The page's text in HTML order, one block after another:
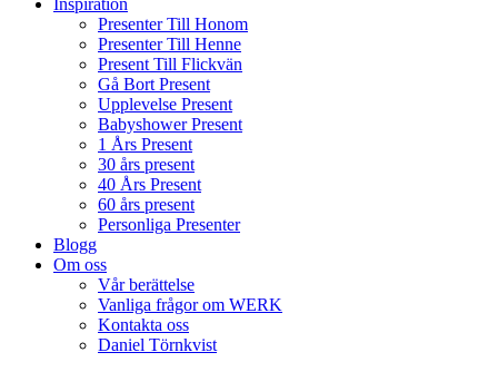
Inspiration
Presenter Till Honom
Presenter Till Henne
Present Till Flickvän
Gå Bort Present
Upplevelse Present
Babyshower Present
1 Års Present
30 års present
40 Års Present
60 års present
Personliga Presenter
Blogg
Om oss
Vår berättelse
Vanliga frågor om WERK
Kontakta oss
Daniel Törnkvist